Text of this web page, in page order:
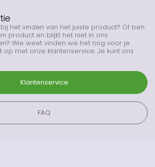
het vinden van het juiste product? Of ben
product en blijkt het niet in ons
Wie weet vinden we het nog voor je.
met onze klantenservice. Je kunt ons
Klantenservice
FAQ